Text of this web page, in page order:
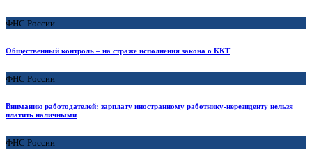
ФНС России
Общественный контроль – на страже исполнения закона о ККТ
ФНС России
Вниманию работодателей: зарплату иностранному работнику-нерезиденту нельзя
платить наличными
ФНС России